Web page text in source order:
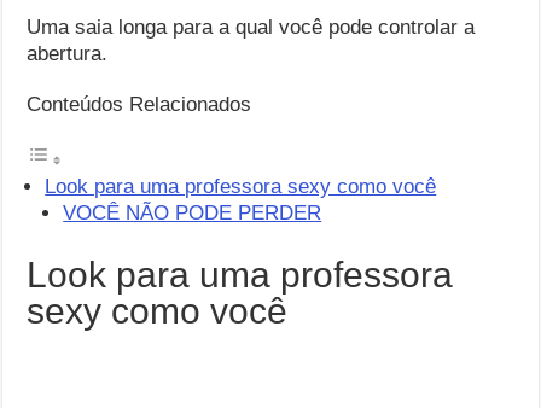
Uma saia longa para a qual você pode controlar a
abertura.
Conteúdos Relacionados
Look para uma professora sexy como você
VOCÊ NÃO PODE PERDER
Look para uma professora
sexy como você